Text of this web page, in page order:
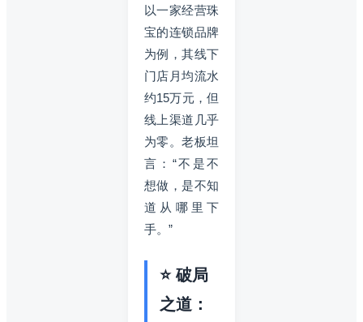
以一家经营珠
宝的连锁品牌
为例，其线下
门店月均流水
约15万元，但
线上渠道几乎
为零。老板坦
言：“不是不
想做，是不知
道从哪里下
手。”
⭐ 破局
之道：